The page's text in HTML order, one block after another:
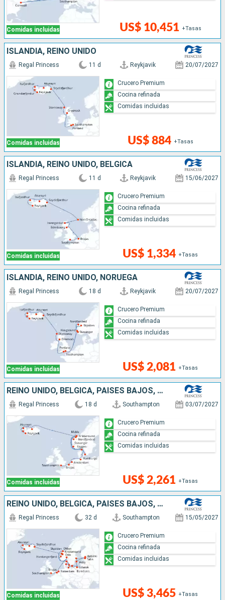
Comidas incluidas US$ 10,451 +Tasas
ISLANDIA, REINO UNIDO
Comidas incluidas
Regal Princess 11 d Reykjavik 20/07/2027
US$ 884 +Tasas
Crucero Premium
Cocina refinada
Comidas incluidas
ISLANDIA, REINO UNIDO, BÉLGICA
Comidas incluidas
Regal Princess 11 d Reykjavik 15/06/2027
US$ 1,334 +Tasas
Crucero Premium
Cocina refinada
Comidas incluidas
ISLANDIA, REINO UNIDO, NORUEGA
Comidas incluidas
Regal Princess 18 d Reykjavik 20/07/2027
US$ 2,081 +Tasas
Crucero Premium
Cocina refinada
Comidas incluidas
REINO UNIDO, BÉLGICA, PAISES BAJOS, ALEMANIA, DINAMARCA, NORUEGA, ISLANDIA
Comidas incluidas
Regal Princess 18 d Southampton 03/07/2027
US$ 2,261 +Tasas
Crucero Premium
Cocina refinada
Comidas incluidas
REINO UNIDO, BÉLGICA, PAISES BAJOS, NORUEGA, ALEMANIA, FINLANDIA, ESTONIA, SUECIA, POLONIA, DINAMARCA, ISLANDIA
Comidas incluidas
Regal Princess 32 d Southampton 15/05/2027
US$ 3,465 +Tasas
Crucero Premium
Cocina refinada
Comidas incluidas